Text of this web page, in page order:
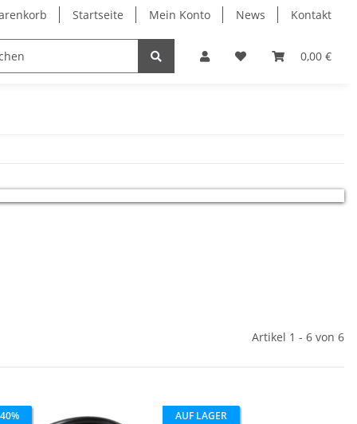
Startseite Mein Konto News Kontakt
0,00 €
Bauelemente
Artikel 1 - 6 von 6
AUF LAGER